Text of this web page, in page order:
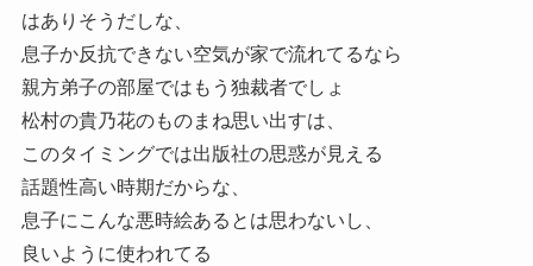
はありそうだしな、
息子か反抗できない空気が家で流れてるなら
親方弟子の部屋ではもう独裁者でしょ
松村の貴乃花のものまね思い出すは、
このタイミングでは出版社の思惑が見える
話題性高い時期だからな、
息子にこんな悪時絵あるとは思わないし、
良いように使われてる